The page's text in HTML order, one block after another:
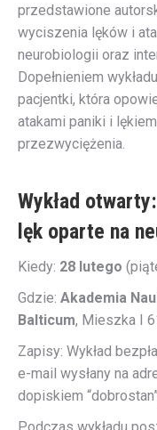
przedstawione
wyciszenia lęków i
neurobiologii oraz
Dopełnieniem
pacjentki, która
atakami paniki i
przezwyciężenia.
Wykład
lęk oparte na
Kiedy: 28 lutego
Gdzie: Akademia
Balticum, Mieszka I
Zapisy: Wykład
e-mail wysłany na
dopiskiem
Podczas wykładu